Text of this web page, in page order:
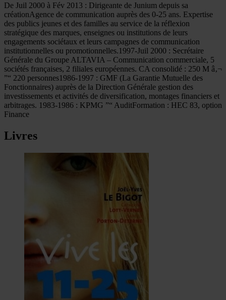
De Juil 2000 à Fév 2013 : Dirigeante de Junium depuis sa
créationAgence de communication auprès des 0-25 ans. Expertise
des publics jeunes et des familles au service de la réflexion
stratégique des marques, enseignes ou institutions de leurs
engagements sociétaux et leurs campagnes de communication
institutionnelles ou promotionnelles.1997-Juil 2000 : Secrétaire
Générale du Groupe ALTAVIA – Communication commerciale, 5
sociétés françaises, 2 filiales européennes. CA consolidé : 250 M â‚¬
”“ 220 personnes1986-1997 : GMF (La Garantie Mutuelle des
Fonctionnaires) auprès de la Direction Générale gestion des
investissements et activités de diversification, montages financiers et
arbitrages. 1983-1986 : KPMG ”“ AuditFormation : HEC 83, option
Finance
Livres